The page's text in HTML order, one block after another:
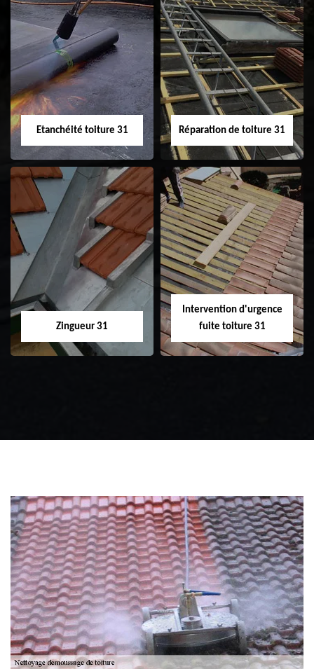
Peinture sur tuile
31
Nettoyage
demoussage de
toiture 31
Etanchéité toiture 31
Etanchéité toiture
31
Réparation de toiture 31
Réparation de
toiture 31
Zingueur 31
Intervention d'urgence
fuite toiture 31